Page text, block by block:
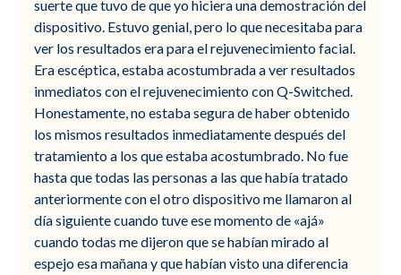
suerte que tuvo de que yo hiciera una demostración del
dispositivo. Estuvo genial, pero lo que necesitaba para
ver los resultados era para el rejuvenecimiento facial.
Era escéptica, estaba acostumbrada a ver resultados
inmediatos con el rejuvenecimiento con Q-Switched.
Honestamente, no estaba segura de haber obtenido
los mismos resultados inmediatamente después del
tratamiento a los que estaba acostumbrado. No fue
hasta que todas las personas a las que había tratado
anteriormente con el otro dispositivo me llamaron al
día siguiente cuando tuve ese momento de «ajá»
cuando todas me dijeron que se habían mirado al
espejo esa mañana y que habían visto una diferencia